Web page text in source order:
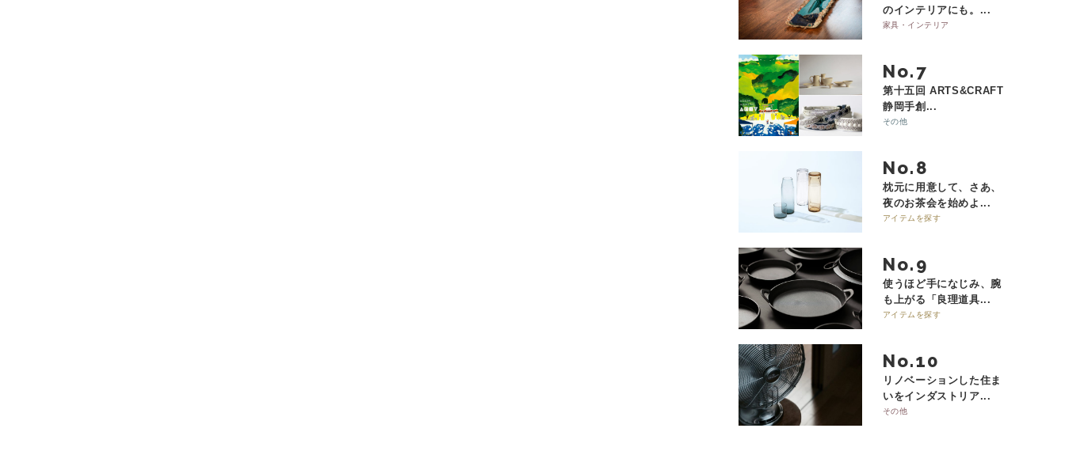
のインテリアにも。...
家具・インテリア
No.
第十五回 ARTS&CRAFT
静岡手創...
その他
No.
枕元に用意して、さあ、
夜のお茶会を始めよ...
アイテムを探す
No.
使うほど手になじみ、腕
も上がる「良理道具...
アイテムを探す
No.
リノベーションした住ま
いをインダストリア...
その他